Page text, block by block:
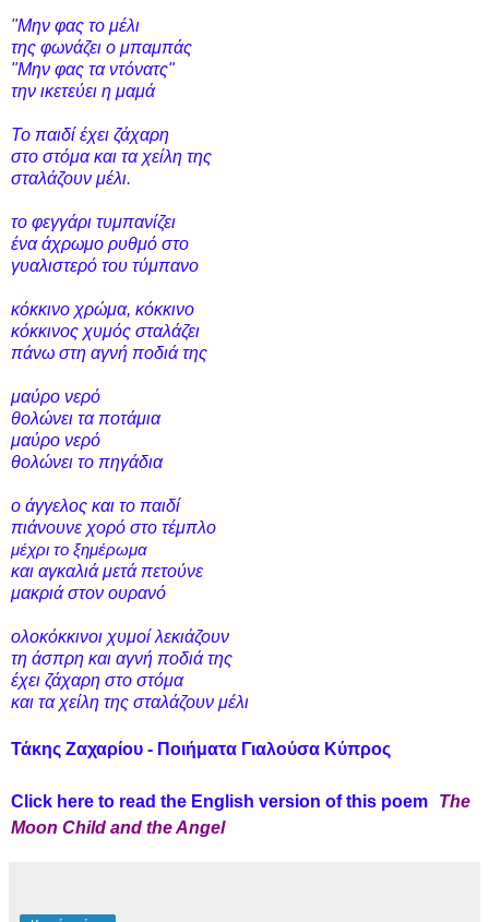
"Μην φας το μέλι
της φωνάζει ο μπαμπάς
"Μην φας τα ντόνατς"
την ικετεύει η μαμά
Το παιδί έχει ζάχαρη
στο στόμα και τα χείλη της
σταλάζουν μέλι.
το φεγγάρι τυμπανίζει
ένα άχρωμο ρυθμό στο
γυαλιστερό του τύμπανο
κόκκινο χρώμα, κόκκινο
κόκκινος χυμός σταλάζει
πάνω στη αγνή ποδιά της
μαύρο νερό
θολώνει τα ποτάμια
μαύρο νερό
θολώνει το πηγάδια
ο άγγελος και το παιδί
πιάνουνε χορό στο τέμπλο
μέχρι το ξημέρωμα
και αγκαλιάμετάπετούνε
μακριά στον ουρανό
ολοκόκκινοι χυμοί λεκιάζουν
τη άσπρη και αγνή ποδιά της
έχει ζάχαρη στο στόμα
και τα χείλη της σταλάζουν μέλι
Τάκης Ζαχαρίου - Ποιήματα Γιαλούσα Κύπρος
Click here to read the English version of this poem
The
Moon Child and the Angel